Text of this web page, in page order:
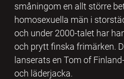
småningom en allt större
homosexuella män i
och under 2000-talet har
och prytt finska frimärken.
lanserats en Tom of
och läderjacka.